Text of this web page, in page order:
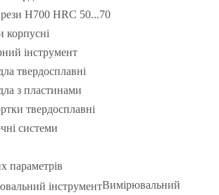
H700 HRC 50...70
корпусні
інструмент
твердосплавні
з пластинами
твердосплавні
системи
параметрів
Вимірювальний